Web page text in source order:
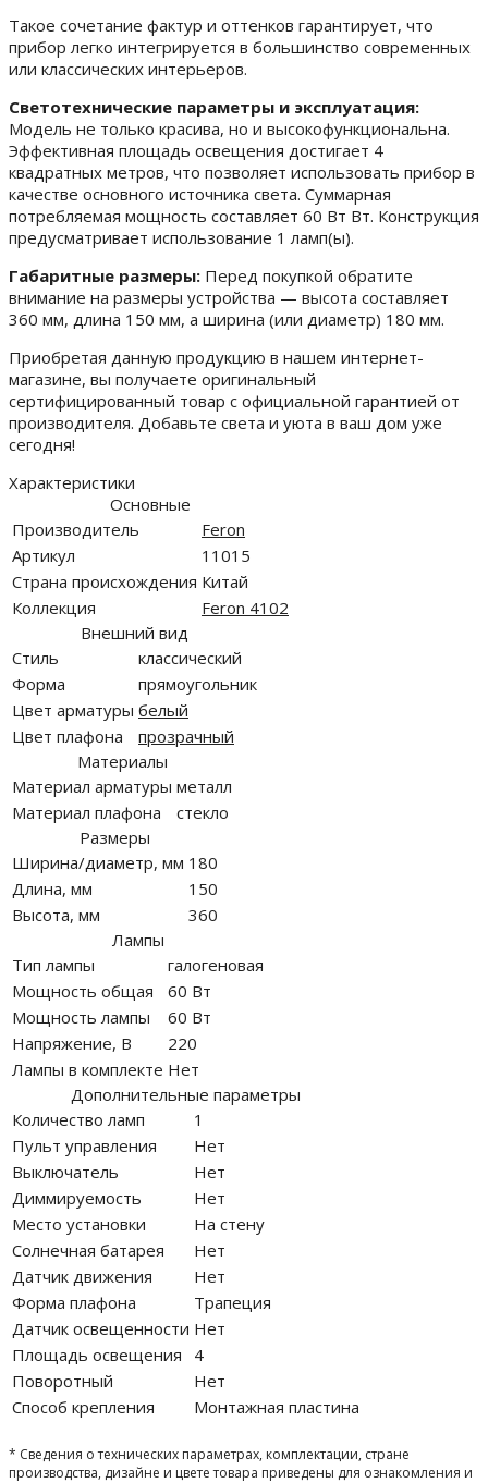
Такое сочетание фактур и оттенков гарантирует, что
прибор легко интегрируется в большинство современных
или классических интерьеров.
Светотехнические параметры и эксплуатация:
Модель не только красива, но и высокофункциональна.
Эффективная площадь освещения достигает 4
квадратных метров, что позволяет использовать прибор в
качестве основного источника света. Суммарная
потребляемая мощность составляет 60 Вт Вт. Конструкция
предусматривает использование 1 ламп(ы).
Габаритные размеры: Перед покупкой обратите
внимание на размеры устройства — высота составляет
360 мм, длина 150 мм, а ширина (или диаметр) 180 мм.
Приобретая данную продукцию в нашем интернет-
магазине, вы получаете оригинальный
сертифицированный товар с официальной гарантией от
производителя. Добавьте света и уюта в ваш дом уже
сегодня!
Характеристики
Основные
Производитель
Feron
Артикул
11015
Страна происхождения Китай
Коллекция
Feron 4102
Внешний вид
Стиль
классический
Форма
прямоугольник
Цвет арматуры белый
Цвет плафона
прозрачный
Материалы
Материал арматуры металл
Материал плафона
стекло
Размеры
Ширина/диаметр, мм 180
Длина, мм
150
Высота, мм
360
Лампы
Тип лампы
галогеновая
Мощность общая
60 Вт
Мощность лампы
60 Вт
Напряжение, В
220
Лампы в комплекте Нет
Дополнительные параметры
Количество ламп
1
Пульт управления
Нет
Выключатель
Нет
Диммируемость
Нет
Место установки
На стену
Солнечная батарея
Нет
Датчик движения
Нет
Форма плафона
Трапеция
Датчик освещенности Нет
Площадь освещения
4
Поворотный
Нет
Способ крепления
Монтажная пластина
* Сведения о технических параметрах, комплектации, стране
производства, дизайне и цвете товара приведены для ознакомления и